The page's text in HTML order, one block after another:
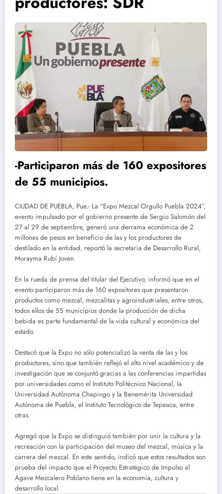
-Participaron más de 160 expositores
de 55 municipios.
CIUDAD DE PUEBLA, Pue.- La “Expo Mezcal Orgullo Puebla 2024”,
evento impulsado por el gobierno presente de Sergio Salomón del
27 al 29 de septiembre, generó una derrama económica de 2
millones de pesos en beneficio de las y los productores de
destilado en la entidad, reportó la secretaria de Desarrollo Rural,
Morayma Rubí Joven.
En la rueda de prensa del titular del Ejecutivo, informó que en el
evento participaron más de 160 expositores que presentaron
productos como mezcal, mezcalitas y agroindustriales, entre otros,
todos ellos de 55 municipios donde la producción de dicha
bebida es parte fundamental de la vida cultural y económica del
estado.
Destacó que la Expo no sólo potencializó la venta de las y los
productores, sino que también reflejó el alto nivel académico y de
investigación que se conjuntó gracias a las conferencias impartidas
por universidades como el Instituto Politécnico Nacional, la
Universidad Autónoma Chapingo y la Benemérita Universidad
Autónoma de Puebla, el Instituto Tecnológico de Tepeaca, entre
otras.
Agregó que la Expo se distinguió también por unir la cultura y la
recreación con la participación del museo del mezcal, música y la
carrera del mezcal. En este sentido, indicó que estos resultados son
prueba del impacto que el Proyecto Estratégico de Impulso al
Agave Mezcalero Poblano tiene en la economía, cultura y
desarrollo local.